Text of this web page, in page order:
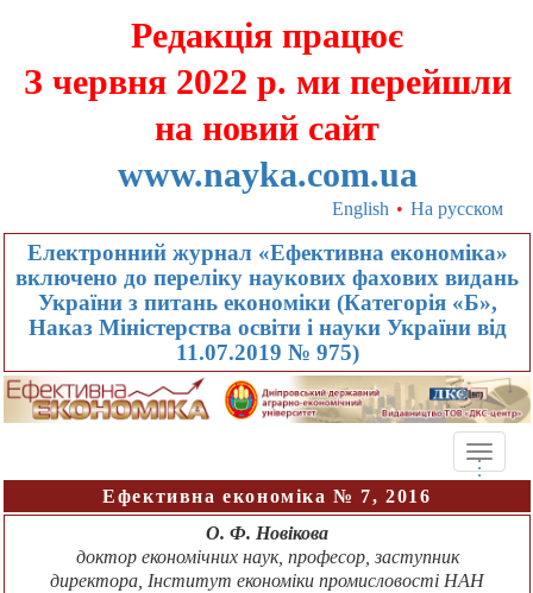
Редакція працює
З червня 2022 р. ми перейшли
на новий сайт
www.nayka.com.ua
English • На русском
Електронний журнал «Ефективна економіка»
включено до переліку наукових фахових видань
України з питань економіки (Категорія «Б»,
Наказ Міністерства освіти і науки України від
11.07.2019 № 975)
Toggle
...
Ефективна економіка № 7, 2016
О. Ф. Новікова
доктор економічних наук, професор, заступник
директора, Інститут економіки промисловості НАН